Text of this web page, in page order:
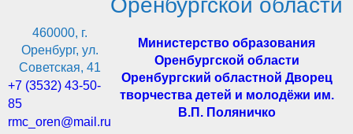
Оренбургской области
460000, г.
Оренбург, ул.
Советская, 41
+7 (3532) 43-50-
85
rmc_oren@mail.ru
Министерство образования
Оренбургской области
Оренбургский областной Дворец
творчества детей и молодёжи им.
В.П. Поляничко